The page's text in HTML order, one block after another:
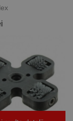
un site și
este utilizat
pentru a
calcula
despre
vizitatori,
sesiuni și